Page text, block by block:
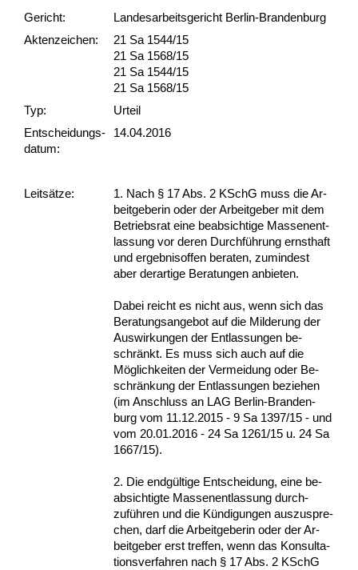
Gericht:
Landesarbeitsgericht Berlin-Brandenburg
Akten­zeichen:
21 Sa 1544/15
21 Sa 1568/15
21 Sa 1544/15
21 Sa 1568/15
Typ:
Urteil
Ent­scheid­ungs­
datum:
14.04.2016
Leit­sätze:
1. Nach § 17 Abs. 2 KSchG muss die Ar­
beit­ge­be­rin oder der Ar­beit­ge­ber mit dem
Be­triebs­rat ei­ne be­ab­sich­ti­ge Mas­sen­ent­
las­sung vor de­ren Durchführung ernst­haft
und er­geb­nis­of­fen be­ra­ten, zu­min­dest
aber der­ar­ti­ge Be­ra­tun­gen an­bie­ten.
Da­bei reicht es nicht aus, wenn sich das
Be­ra­tungs­an­ge­bot auf die Mil­de­rung der
Aus­wir­kun­gen der Ent­las­sun­gen be­
schränkt. Es muss sich auch auf die
Möglich­kei­ten der Ver­mei­dung oder Be­
schränkung der Ent­las­sun­gen be­zie­hen
(im An­schluss an LAG Ber­lin-Bran­den­
burg vom 11.12.2015 - 9 Sa 1397/15 - und
vom 20.01.2016 - 24 Sa 1261/15 u. 24 Sa
1667/15).
2. Die endgülti­ge Ent­schei­dung, ei­ne be­
ab­sich­tig­te Mas­sen­ent­las­sung durch­
zuführen und die Kündi­gun­gen aus­zu­spre­
chen, darf die Ar­beit­ge­be­rin oder der Ar­
beit­ge­ber erst tref­fen, wenn das Kon­sul­ta­
ti­ons­ver­fah­ren nach § 17 Abs. 2 KSchG